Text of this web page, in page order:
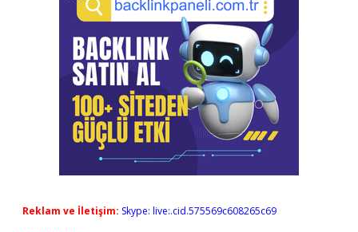
Reklam ve İletişim: Skype: live:.cid.575569c608265c69